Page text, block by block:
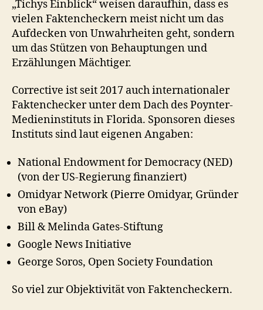
„Tichys Einblick“ weisen daraufhin, dass es
vielen Faktencheckern meist nicht um das
Aufdecken von Unwahrheiten geht, sondern
um das Stützen von Behauptungen und
Erzählungen Mächtiger.
Corrective ist seit 2017 auch internationaler
Faktenchecker unter dem Dach des Poynter-
Medieninstituts in Florida. Sponsoren dieses
Instituts sind laut eigenen Angaben:
National Endowment for Democracy (NED)
(von der US-Regierung finanziert)
Omidyar Network (Pierre Omidyar, Gründer
von eBay)
Bill & Melinda Gates-Stiftung
Google News Initiative
George Soros, Open Society Foundation
So viel zur Objektivität von Faktencheckern.